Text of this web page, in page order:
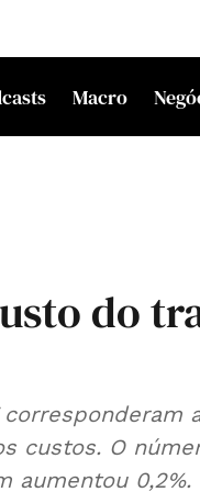
Macro
do
custos. O
aumentou 0,2%.